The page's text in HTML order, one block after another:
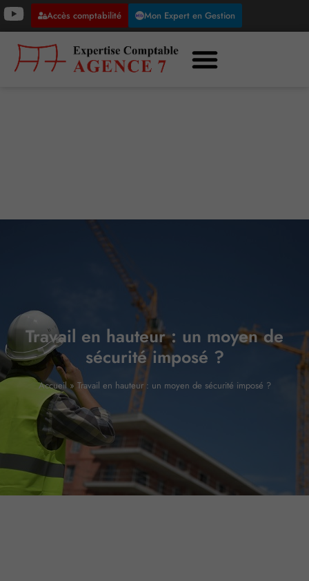
Accès comptabilité Mon Expert en Gestion
Travail en hauteur : un moyen de
sécurité imposé ?
Accueil» Travail en hauteur : un moyen de sécurité imposé ?